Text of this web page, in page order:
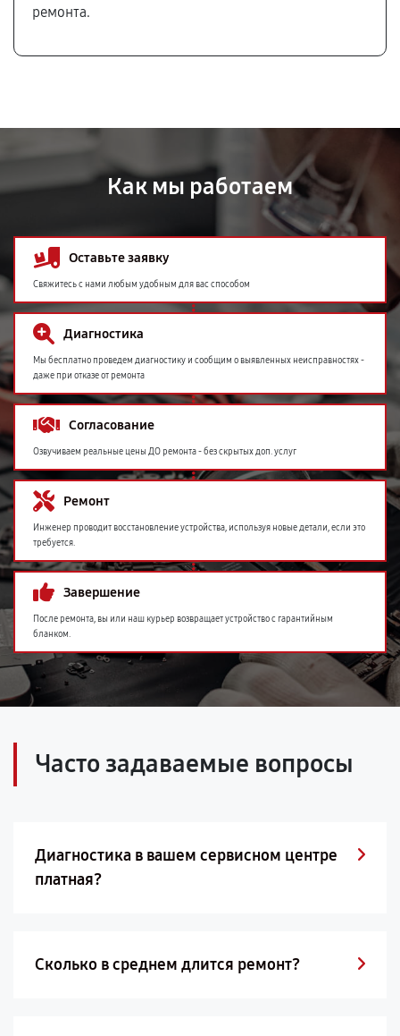
ремонта.
Как мы работаем
Оставьте заявку
Свяжитесь с нами любым удобным для вас способом
Диагностика
Мы бесплатно проведем диагностику и сообщим о выявленных неисправностях -
даже при отказе от ремонта
Согласование
Озвучиваем реальные цены ДО ремонта - без скрытых доп. услуг
Ремонт
Инженер проводит восстановление устройства, используя новые детали, если это
требуется.
Завершение
После ремонта, вы или наш курьер возвращает устройство с гарантийным
бланком.
Часто задаваемые вопросы
Диагностика в вашем сервисном центре
платная?
Сколько в среднем длится ремонт?